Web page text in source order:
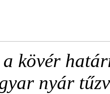
kövér
nyár